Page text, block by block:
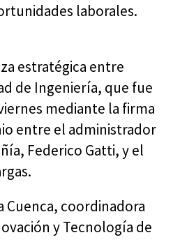
laborales.
estratégica entre
de Ingeniería, que fue
mediante la firma
entre el administrador
Federico Gatti, y el
Cuenca, coordinadora
y Tecnología de